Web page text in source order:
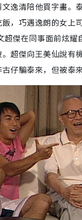
逸清陪他買字畫
，巧遇逸朗的女
傑在同事面前炫
超傑向王美仙說
仔騙泰來，但被泰來